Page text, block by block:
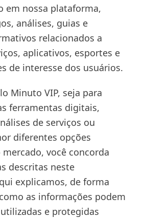
em nossa plataforma,
análises, guias e
relacionados a
aplicativos, esportes e
de interesse dos usuários.
Minuto VIP, seja para
ferramentas digitais,
de serviços ou
diferentes opções
você concorda
descritas neste
explicamos, de forma
as informações podem
e protegidas